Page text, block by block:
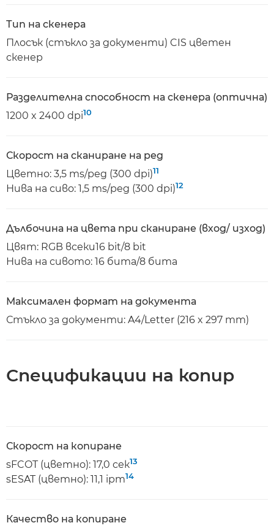
Тип на скенера
Плосък (стъкло за документи) CIS цветен
скенер
Разделителна способност на скенера (оптична)
1200 x 2400 dpi10
Скорост на сканиране на ред
Цветно: 3,5 ms/ред (300 dpi)11
Нива на сиво: 1,5 ms/ред (300 dpi)12
Дълбочина на цвета при сканиране (вход/ изход)
Цвят: RGB всеки16 bit/8 bit
Нива на сивото: 16 бита/8 бита
Максимален формат на документа
Стъкло за документи: A4/Letter (216 x 297 mm)
Спецификации на копир
Скорост на копиране
sFCOT (цветно): 17,0 сек13
sESAT (цветно): 11,1 ipm14
Качество на копиране